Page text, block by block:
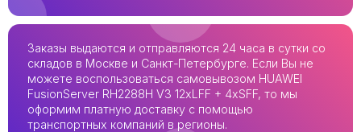
Заказы выдаются и отправляются 24 часа в сутки со
складов в Москве и Санкт-Петербурге. Если Вы не
можете воспользоваться самовывозом HUAWEI
FusionServer RH2288H V3 12xLFF + 4xSFF, то мы
оформим платную доставку с помощью
транспортных компаний в регионы.